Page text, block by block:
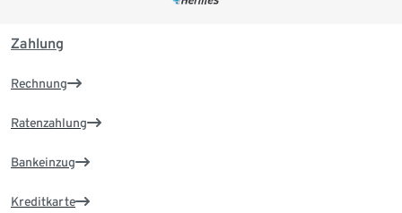
Zahlung
Rechnung
Ratenzahlung
Bankeinzug
Kreditkarte